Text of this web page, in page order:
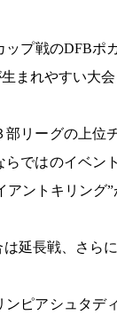
プ戦のDFBポ
まれやすい大会
リーグの上位
ではのイベン
ントキリング”
延長戦、さら
ピアシュタデ